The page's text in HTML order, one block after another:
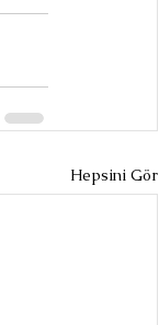
Hepsini Gör